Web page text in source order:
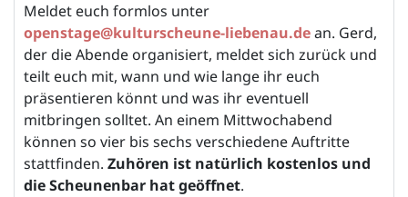
Meldet euch formlos unter
openstage@kulturscheune-liebenau.dean. Gerd,
der die Abende organisiert, meldet sich zurück und
teilt euch mit, wann und wie lange ihr euch
präsentieren könnt und was ihr eventuell
mitbringen solltet. An einem Mittwochabend
können so vier bis sechs verschiedene Auftritte
stattfinden. Zuhören ist natürlich kostenlos und
die Scheunenbar hat geöffnet.